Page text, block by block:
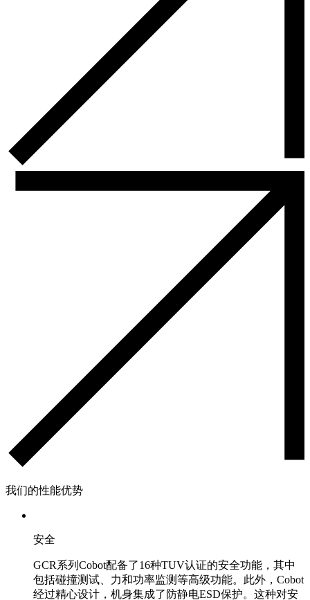
我们的性能优势
安全
GCR系列Cobot配备了16种TUV认证的安全功能，其中
包括碰撞测试、力和功率监测等高级功能。此外，Cobot
经过精心设计，机身集成了防静电ESD保护。这种对安